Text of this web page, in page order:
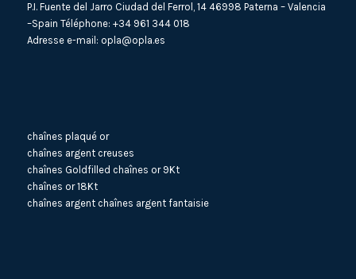
P.I. Fuente del Jarro Ciudad del Ferrol, 14 46998 Paterna – Valencia
–Spain Téléphone: +34 961 344 018
Adresse e-mail: opla@opla.es
chaînes plaqué or
chaînes argent creuses
chaînes Goldfilled chaînes or 9Kt
chaînes or 18Kt
chaînes argent chaînes argent fantaisie